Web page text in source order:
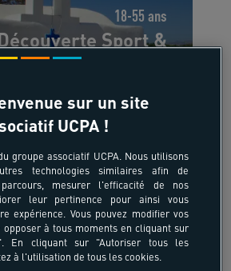
18-55 ans
Sport &
Europe du Sud
à partir de 1350 €
/pers
8 jours, 7 nuits
sur un site
UCPA !
groupe associatif UCPA. Nous utilisons
technologies similaires afin de
mesurer l'efficacité de nos
leur pertinence pour ainsi vous
expérience. Vous pouvez modifier vos
opposer à tous moments en cliquant sur
En cliquant sur "Autoriser tous les
à l'utilisation de tous les cookies.